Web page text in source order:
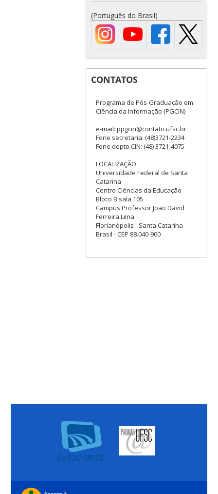
(Português do Brasil)
CONTATOS
Programa de Pós-Graduação em
Ciência da Informação (PGCIN)
e-mail: ppgcin@contato.ufsc.br
Fone secretaria: (48)3721-2234
Fone depto CIN: (48) 3721-4075
LOCALIZAÇÃO:
Universidade Federal de Santa
Catarina
Centro Ciências da Educação
Bloco B sala 105
Campus Professor João David
Ferreira Lima
Florianópolis - Santa Catarina -
Brasil - CEP 88.040-900